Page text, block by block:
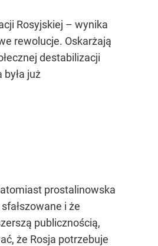
Rosyjskiej – wynika
rewolucje. Oskarżają
destabilizacji
już
prostalinowska
i że
publicznością,
że Rosja potrzebuje